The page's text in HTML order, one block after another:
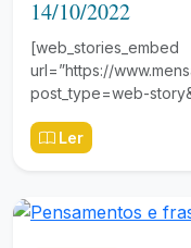
14/10/2022
[web_stories_embed
url=”https://
post_type=web-
Ler